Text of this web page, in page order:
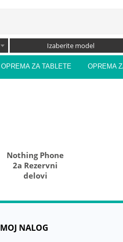
Izaberite model
OPREMA ZA TABLETE OPREMA
Nothing Phone
2a Rezervni
delovi
MOJ NALOG